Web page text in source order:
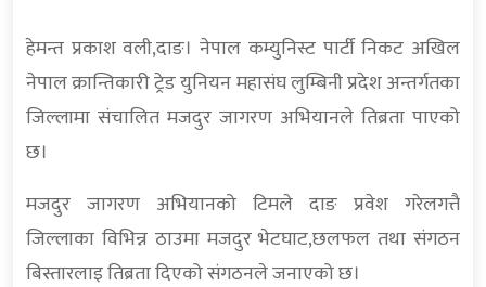
हेमन्त प्रकाश वली,दाङ। नेपाल कम्युनिस्ट पार्टी निकट अखिल
नेपाल क्रान्तिकारी ट्रेड युनियन महासंघ लुम्बिनी प्रदेश अन्तर्गतका
जिल्लामा संचालित मजदुर जागरण अभियानले तिब्रता पाएको
छ।
मजदुर जागरण अभियानको टिमले दाङ प्रवेश गरेलगत्तै
जिल्लाका विभिन्न ठाउमा मजदुर भेटघाट,छलफल तथा संगठन
बिस्तारलाइ तिब्रता दिएको संगठनले जनाएको छ।